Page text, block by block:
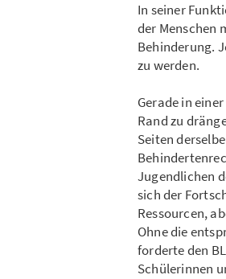
In seiner
der Menschen
Behinderung.
zu werden.
Gerade in
Rand zu
Seiten
Jugendlichen
sich der
Ressourcen,
Ohne die
forderte den
Schülerinnen